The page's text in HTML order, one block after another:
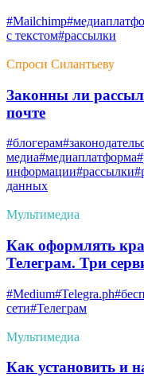
#Mailchimp
с текстом#рассылки
Спроси Силантьеву
Законны ли
почте
#блогерам
медиа#медиаплатформа
информации#рассылки
данных
Мультимедиа
Как оформлять
Телеграм. Три
#Medium#Telegra.ph
сети#Телеграм
Мультимедиа
Как установить и